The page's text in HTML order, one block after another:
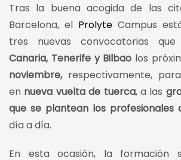
Tras la buena acogida de las
Barcelona, el Prolyte Campus
tres nuevas convocatorias
Canaria, Tenerife y Bilbao los
noviembre, respectivamente,
en nueva vuelta de tuerca, a las
que se plantean los profesionales
día a día.
En esta ocasión, la formación